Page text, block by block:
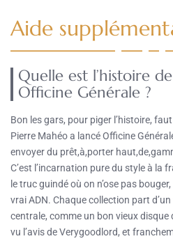
Aide
Quelle est l’histoire
Officine Générale ?
Bon les gars, pour piger l’histoire,
Pierre Mahéo a lancé Officine
envoyer du prêt,à,porter
C’est l’incarnation pure du style à la
le truc guindé où on n’ose pas
vrai ADN. Chaque collection part
centrale, comme un bon vieux disque
vu l’avis de Verygoodlord, et